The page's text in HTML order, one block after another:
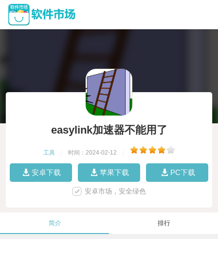
easylink加速器不能用了
工具 时间：2024-02-12
安卓下载 苹果下载 PC下载
安卓市场，安全绿色
简介 排行